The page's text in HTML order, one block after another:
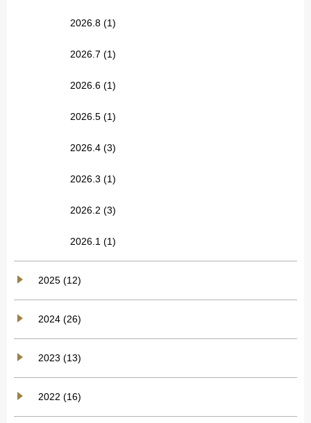
2026.8 (1)
2026.7 (1)
2026.6 (1)
2026.5 (1)
2026.4 (3)
2026.3 (1)
2026.2 (3)
2026.1 (1)
2025 (12)
2024 (26)
2023 (13)
2022 (16)